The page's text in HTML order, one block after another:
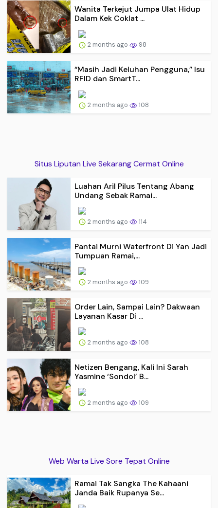
Wanita Terkejut Jumpa Ulat Hidup
Dalam Kek Coklat ...
2 months ago 98
“Masih Jadi Keluhan Pengguna,” Isu
RFID dan SmartT...
2 months ago 108
Situs Liputan Live Sekarang Cermat Online
Luahan Aril Pilus Tentang Abang
Undang Sebak Ramai...
2 months ago 114
Pantai Murni Waterfront Di Yan Jadi
Tumpuan Ramai,...
2 months ago 109
Order Lain, Sampai Lain? Dakwaan
Layanan Kasar Di ...
2 months ago 108
Netizen Bengang, Kali Ini Sarah
Yasmine ‘Sondol’ B...
2 months ago 109
Web Warta Live Sore Tepat Online
Ramai Tak Sangka The Kahaani
Janda Baik Rupanya Se...